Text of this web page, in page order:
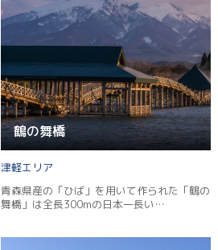
鶴の舞橋
津軽
青森県産の「ひば」を用いて作られた「鶴の
舞橋」は全長300mの日本一長い…
Twitter